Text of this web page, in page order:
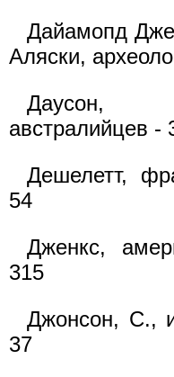
Дайамопд
Аляски,
Даусон,
австралийцев -
Дешелетт,
54
Дженкс,
315
Джонсон, С.,
37